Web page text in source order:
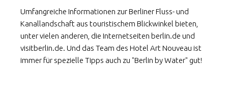
Umfangreiche Informationen zur Berliner Fluss- und
Kanallandschaft aus touristischem Blickwinkel bieten,
unter vielen anderen, die Internetseiten berlin.de und
visitberlin.de. Und das Team des Hotel Art Nouveau ist
immer für spezielle Tipps auch zu "Berlin by Water" gut!